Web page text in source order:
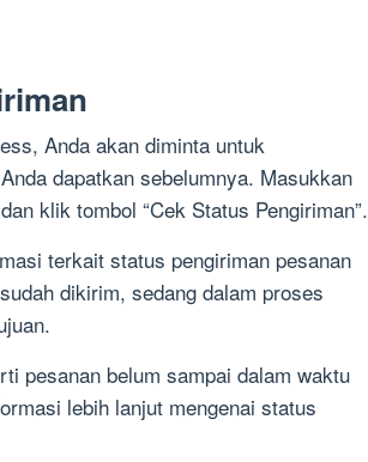
Anda akan diminta untuk
dapatkan sebelumnya. Masukkan
klik tombol “Cek Status Pengiriman”.
terkait status pengiriman pesanan
dikirim, sedang dalam proses
pesanan belum sampai dalam waktu
lebih lanjut mengenai status